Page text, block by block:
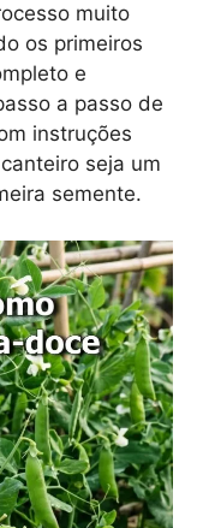
muito
os primeiros
e
a passo de
instruções
seja um
semente.